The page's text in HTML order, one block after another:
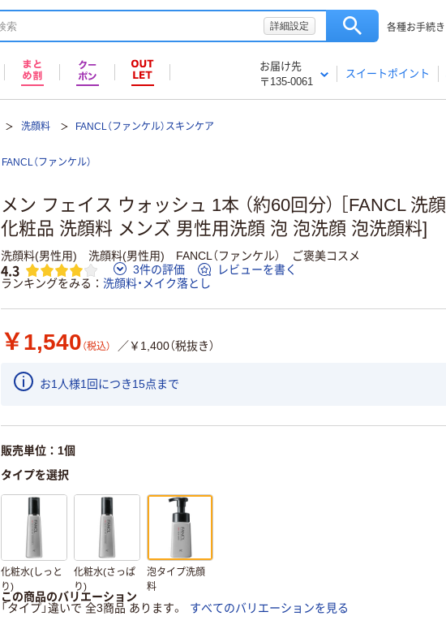
詳細設定 各種お手続き
お届け先
〒135-0061
スイートポイント
洗顔料 FANCL（ファンケル）スキンケア
FANCL（ファンケル）
メン フェイス ウォッシュ 1本 （約60回分） ［FANCL 洗顔
化粧品 洗顔料 メンズ 男性用洗顔 泡 泡洗顔 泡洗顔料]
洗顔料(男性用) 洗顔料(男性用) FANCL（ファンケル） ご褒美コスメ
4.3 3件の評価
レビューを書く
ランキングをみる
洗顔料・メイク落とし
￥1,540 （税込） ／￥1,400（税抜き）
お1人様1回につき15点まで
販売単位：1個
タイプを選択
化粧水(しっと
り)
化粧水(さっぱ
り)
泡タイプ洗顔
料
この商品のバリエーション
「タイプ」違いで 全3商品 あります。
すべてのバリエーションを見る